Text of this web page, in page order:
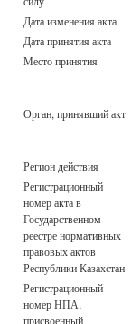
Дата изменения акта
Дата принятия акта
Место принятия
Орган, принявший акт
Регион действия
Регистрационный
номер акта в
Государственном
реестре нормативных
правовых актов
Республики Казахстан
Регистрационный
номер НПА,
присвоенный